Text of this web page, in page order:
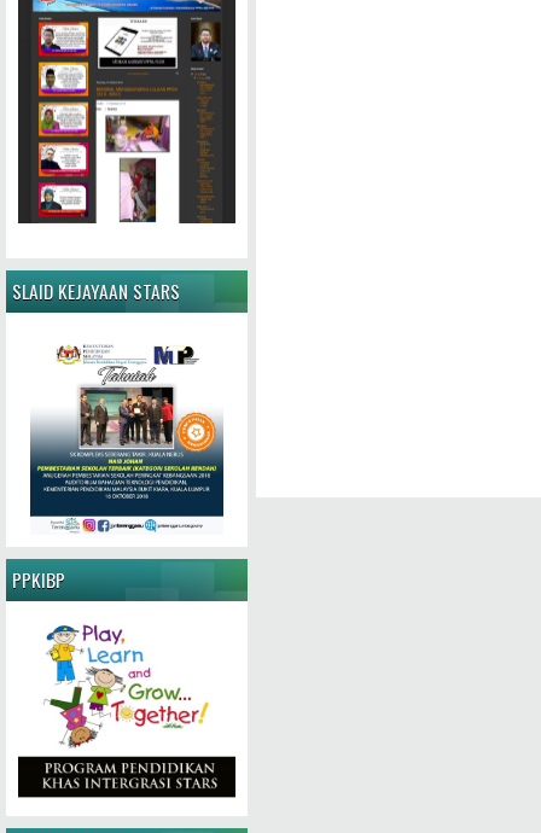
SLAID KEJAYAAN STARS
PPKIBP